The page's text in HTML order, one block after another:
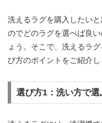
洗えるラグを購入したい
のでどのラグを選べば良
ょう。そこで、洗えるラ
び方のポイントをご紹介し
選び方1：洗い方で選